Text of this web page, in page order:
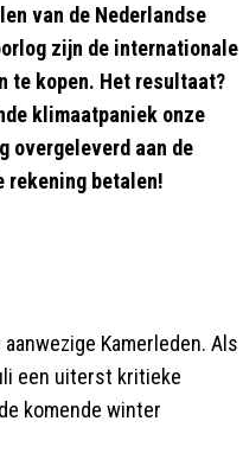
van de Nederlandse
zijn de internationale
te kopen. Het resultaat?
klimaatpaniek onze
overgeleverd aan de
rekening betalen!
Kamerleden. Als
een uiterst kritieke
komende winter